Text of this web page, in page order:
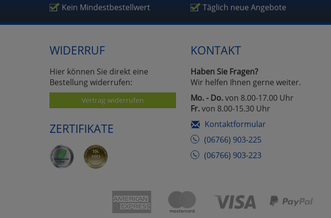
Kein Mindestbestellwert Täglich neue Angebote
WIDERRUF
Hier können Sie direkt eine
Bestellung widerrufen:
Vertrag widerrufen
ZERTIFIKATE
KONTAKT
Haben Sie Fragen?
Wir helfen Ihnen gerne weiter.
Mo. - Do.von 8.00-17.00 Uhr
Fr.von 8.00-15.30 Uhr
Kontaktformular
(06766) 903-225
(06766) 903-223
Umfragetools